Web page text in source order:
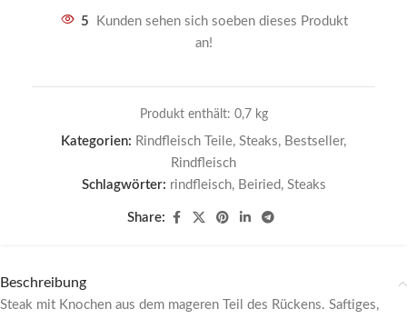
5
Kunden sehen sich soeben dieses Produkt
an!
Produkt enthält: 0,7 kg
Kategorien: Rindfleisch Teile, Steaks, Bestseller,
Rindfleisch
Schlagwörter: rindfleisch, Beiried, Steaks
Share:
Beschreibung
Steak mit Knochen aus dem mageren Teil des Rückens. Saftiges,